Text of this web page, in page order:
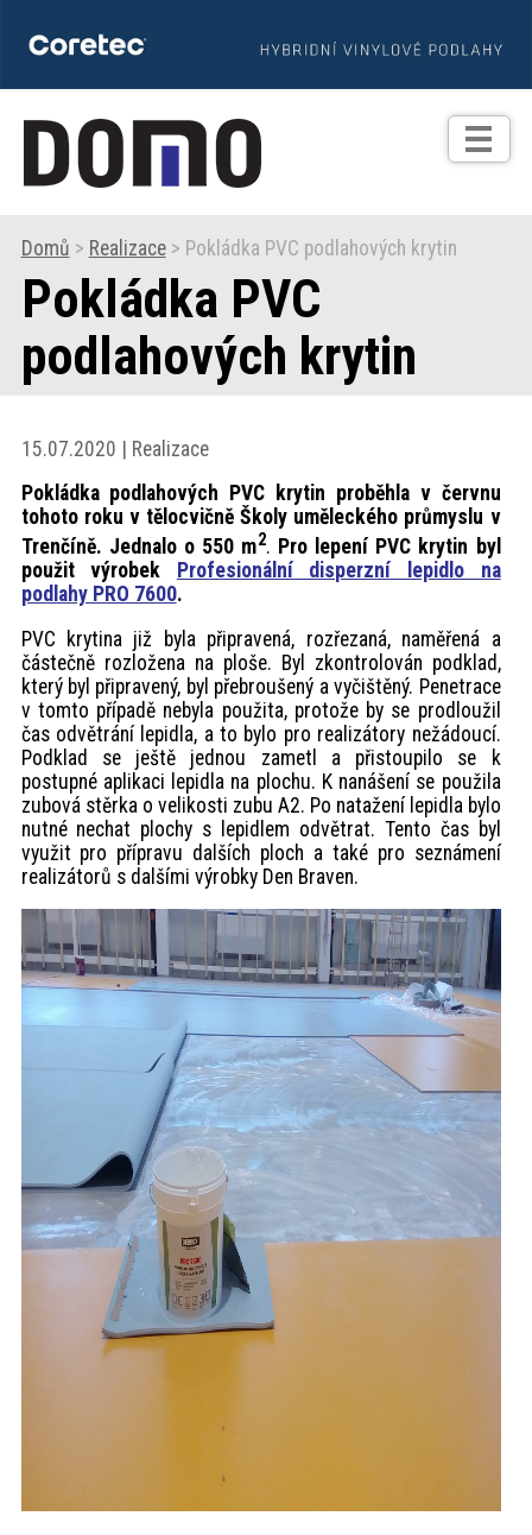
TIPY
Zprávy
Praxe
Fotogalerie
Produkty
Prodejní
akce
ProfiMag
Kontakt
Domů > Realizace> Pokládka PVC podlahových krytin
Pokládka PVC
podlahových krytin
15.07.2020 | Realizace
Pokládka podlahových PVC krytin proběhla v červnu
tohoto roku v tělocvičně Školy uměleckého průmyslu v
Trenčíně. Jednalo o 550 m2. Pro lepení PVC krytin byl
použit výrobek
Profesionální disperzní lepidlo na
podlahy PRO 7600.
PVC krytina již byla připravená, rozřezaná, naměřená a
částečně rozložena na ploše. Byl zkontrolován podklad,
který byl připravený, byl přebroušený a vyčištěný. Penetrace
v tomto případě nebyla použita, protože by se prodloužil
čas odvětrání lepidla, a to bylo pro realizátory nežádoucí.
Podklad se ještě jednou zametl a přistoupilo se k
postupné aplikaci lepidla na plochu. K nanášení se použila
zubová stěrka o velikosti zubu A2. Po natažení lepidla bylo
nutné nechat plochy s lepidlem odvětrat. Tento čas byl
využit pro přípravu dalších ploch a také pro seznámení
realizátorů s dalšími výrobky Den Braven.